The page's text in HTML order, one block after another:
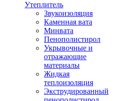
Утеплитель
Звукоизоляция
Каменная вата
Минвата
Пенополистирол
Укрывочные и
отражающие
материалы
Жидкая
теплоизоляция
Экструдированный